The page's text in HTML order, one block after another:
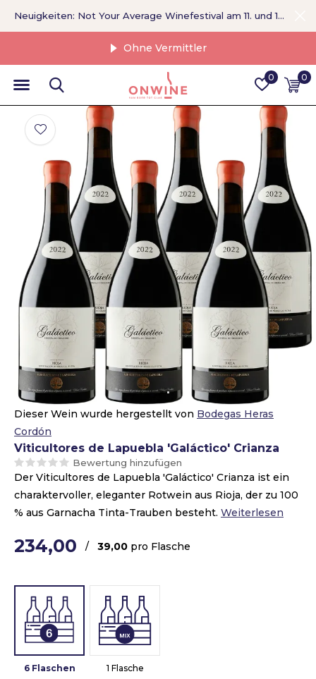
0 0
Ohne Vermittler
Neuigkeiten: Not Your Average Winefestival am 11. und 12. September >
Dieser Wein wurde hergestellt von Bodegas Heras
Cordón
Viticultores de Lapuebla 'Galáctico' Crianza
Bewertung hinzufügen
Der Viticultores de Lapuebla 'Galáctico' Crianza ist ein
charaktervoller, eleganter Rotwein aus Rioja, der zu 100
% aus Garnacha Tinta-Trauben besteht. Weiterlesen
234,00 / 39,00 pro Flasche
6 Flaschen 1 Flasche